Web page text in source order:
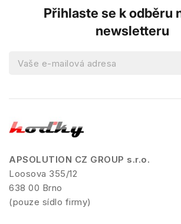
Přihlaste se k odběru
newsletteru
APSOLUTION CZ GROUP s.r.o.
Loosova 355/12
638 00 Brno
(pouze sídlo firmy)